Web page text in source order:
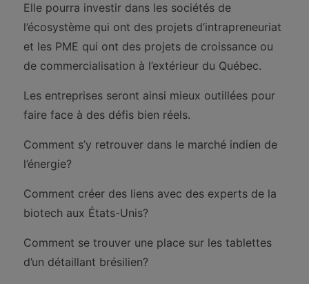
Elle pourra investir dans les sociétés de
l’écosystème qui ont des projets d’intrapreneuriat
et les PME qui ont des projets de croissance ou
de commercialisation à l’extérieur du Québec.
Les entreprises seront ainsi mieux outillées pour
faire face à des défis bien réels.
Comment s’y retrouver dans le marché indien de
l’énergie?
Comment créer des liens avec des experts de la
biotech aux États-Unis?
Comment se trouver une place sur les tablettes
d’un détaillant brésilien?